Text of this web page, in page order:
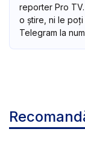
reporter Pro
o știre, ni le poți
Telegram la